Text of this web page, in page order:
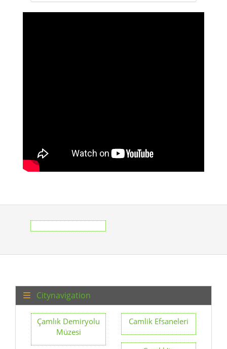
Citynavigation
Çamlık Demiryolu
Müzesi
Camlik Efsaneleri